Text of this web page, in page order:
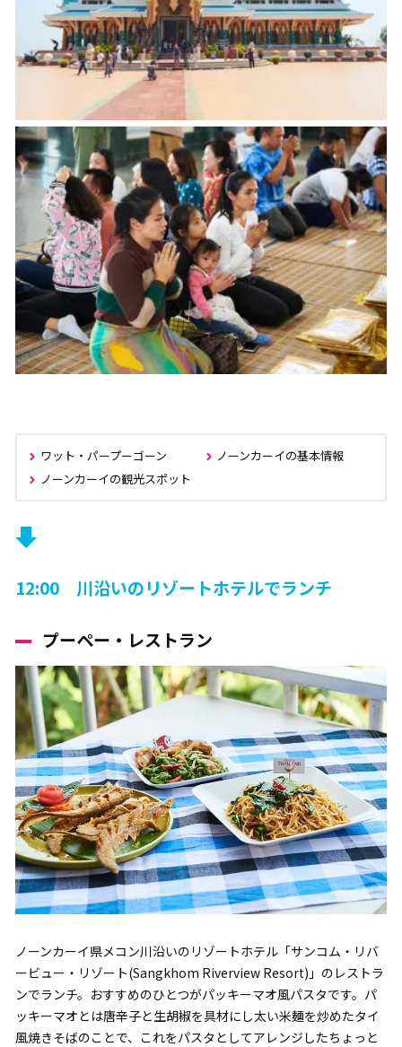
ワット・パープーゴーン
ノーンカーイの基本情報
ノーンカーイの観光スポット
12:00 川沿いのリゾートホテルでランチ
プーペー・レストラン
ノーンカーイ県メコン川沿いのリゾートホテル「サンコム・リバ
ービュー・リゾート(Sangkhom Riverview Resort)」のレストラ
ンでランチ。おすすめのひとつがパッキーマオ風パスタです。パ
ッキーマオとは唐辛子と生胡椒を具材にし太い米麺を炒めたタイ
風焼きそばのことで、これをパスタとしてアレンジしたちょっと